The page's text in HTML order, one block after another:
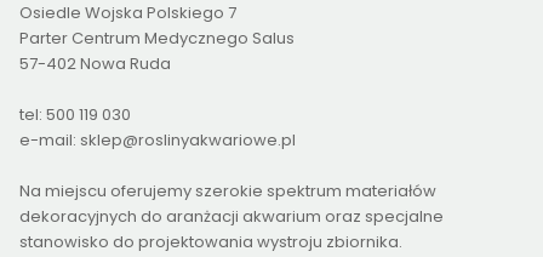
Osiedle Wojska Polskiego 7
Parter Centrum Medycznego Salus
57-402 Nowa Ruda
tel: 500 119 030
e-mail: sklep@roslinyakwariowe.pl
Na miejscu oferujemy szerokie spektrum materiałów
dekoracyjnych do aranżacji akwarium oraz specjalne
stanowisko do projektowania wystroju zbiornika.